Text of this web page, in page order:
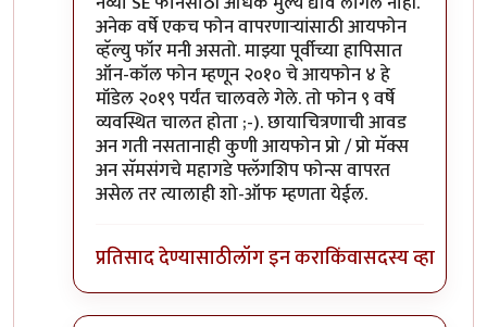
अनेक वर्षे एकच फोन वापरणार्‍यांसाठी आयफोन
व्हॅल्यु फॉर मनी असतो. माझ्या पूर्वीच्या हापिसात
ऑन-कॉल फोन म्हणून २०१० चे आयफोन ४ हे
मॉडेल २०१९ पर्यंत चालवले गेले. तो फोन ९ वर्षे
व्यवस्थित चालत होता ;-). छायाचित्रणाची आवड
अन गती नसतानाही कुणी आयफोन प्रो / प्रो मॅक्स
अन सॅमसंगचे महागडे फ्लॅगशिप फोन्स वापरत
असेल तर त्यालाही शो-ऑफ म्हणता येईल.
प्रतिसाद देण्यासाठीलॉग इन कराकिंवासदस्य व्हा